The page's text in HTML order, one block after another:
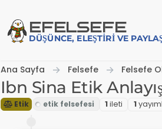
EFELSEFE
DÜŞÜNCE, ELEŞTIRI VE
Ana Sayfa Felsefe Felsefe
Ibn Sina Etik
Etik 1i̇leti 1